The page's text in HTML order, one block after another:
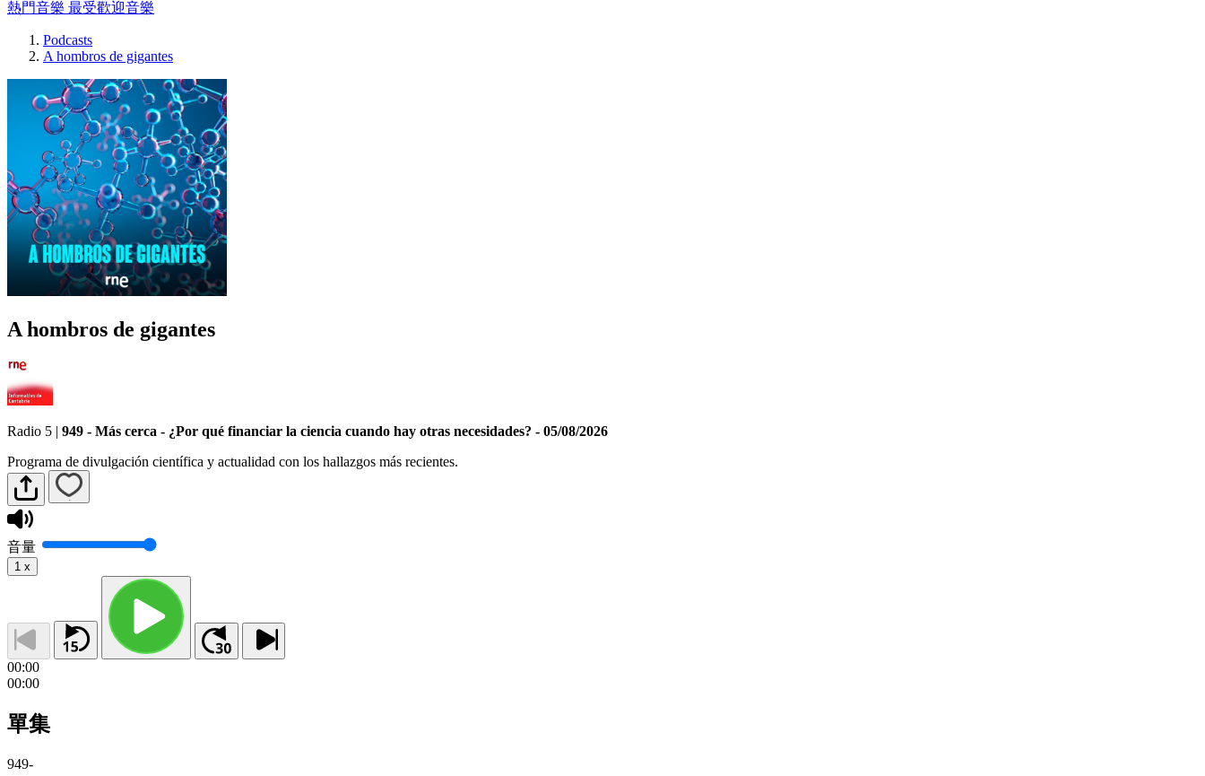
熱門音樂 最受歡迎音樂
Podcasts
A hombros de gigantes
A hombros de gigantes
Radio 5 | 949 - Más cerca - ¿Por qué financiar la ciencia cuando hay otras necesidades? - 05/08/2026
Programa de divulgación científica y actualidad con los hallazgos más recientes.
音量
1 x
00:00
00:00
單集
949-